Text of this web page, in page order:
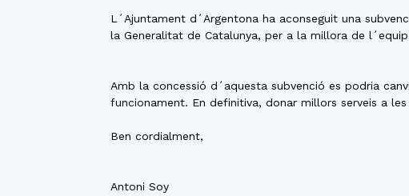
L´Ajuntament d´Argentona ha aconseguit una
la Generalitat de Catalunya, per a la millora de
Amb la concessió d´aquesta subvenció es podria
funcionament. En definitiva, donar millors serveis a
Ben cordialment,
Antoni Soy